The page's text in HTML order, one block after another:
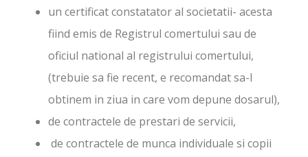
un certificat constatator al societatii- acesta
fiind emis de Registrul comertului sau de
oficiul national al registrului comertului,
(trebuie sa fie recent, e recomandat sa-l
obtinem in ziua in care vom depune dosarul),
de contractele de prestari de servicii,
de contractele de munca individuale si copii